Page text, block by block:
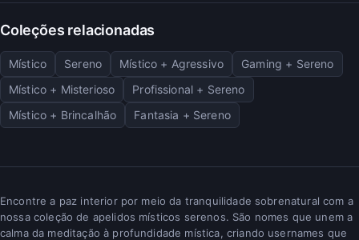
Coleções relacionadas
Místico Sereno Místico + Agressivo
Gaming + Sereno
Místico + Misterioso
Profissional + Sereno
Místico + Brincalhão
Fantasia + Sereno
Encontre a paz interior por meio da tranquilidade sobrenatural com a
nossa coleção de apelidos místicos serenos. São nomes que unem a
calma da meditação à profundidade mística, criando usernames que